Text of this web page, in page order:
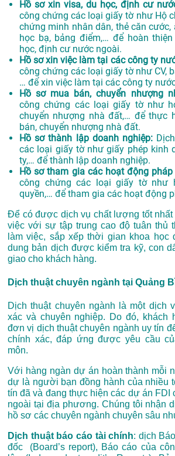
Hồ sơ xin visa, du học, định cư
công chứng các loại giấy tờ như Hộ
chứng minh nhân dân, thẻ căn cước,
học bạ, bảng điểm,… để hoàn
học, định cư nước ngoài.
Hồ sơ xin việc làm tại các công ty
công chứng các loại giấy tờ như CV,
… để xin việc làm tại các công ty
Hồ sơ mua bán, chuyển nhượng
công chứng các loại giấy tờ như
chuyển nhượng nhà đất,… để thực
bán, chuyển nhượng nhà đất.
Hồ sơ thành lập doanh nghiệp:
các loại giấy tờ như giấy phép kinh
ty,… để thành lập doanh nghiệp.
Hồ sơ tham gia các hoạt động
công chứng các loại giấy tờ như
quyền,… để tham gia các hoạt động
Để có được dịch vụ chất lượng tốt nhất
việc với sự tập trung cao độ tuân thủ
làm việc, sắp xếp thời gian khoa học
dung bản dịch được kiểm tra kỹ, con
giao cho khách hàng.
Dịch thuật chuyên ngành tại Quảng
Dịch thuật chuyên ngành là một dịch
xác và chuyên nghiệp. Do đó, khách
đơn vị dịch thuật chuyên ngành uy tín
chính xác, đáp ứng được yêu cầu
môn.
Với hàng ngàn dự án hoàn thành mỗi
dự là người bạn đồng hành của nhiều
tín đã và đang thực hiện các dự án FDI
ngoài tại địa phương. Chúng tôi nhận
hồ sơ các chuyên ngành chuyên sâu
Dịch thuật báo cáo tài chính: dịch
đốc (Board’s report), Báo cáo của